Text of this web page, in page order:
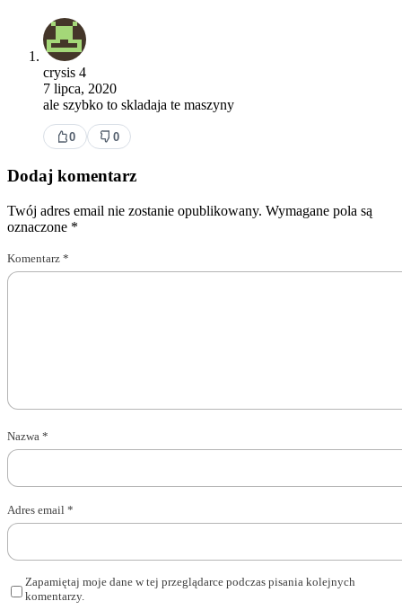
crysis 4
7 lipca, 2020
ale szybko to skladaja te maszyny
0 0
Dodaj komentarz
Twój adres email nie zostanie opublikowany. Wymagane pola są
oznaczone *
Komentarz *
Nazwa *
Adres email *
Zapamiętaj moje dane w tej przeglądarce podczas pisania kolejnych
komentarzy.